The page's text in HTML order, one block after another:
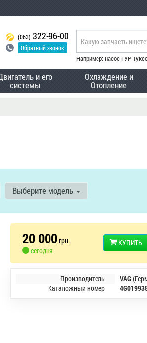
(063) 322-96-00
Обратный звонок
Например: насос ГУР
и его
системы
Охлаждение и
Отопление
Выберите модель
20 000грн.
сегодня
КУПИТЬ
Производитель VAG
Каталожный номер